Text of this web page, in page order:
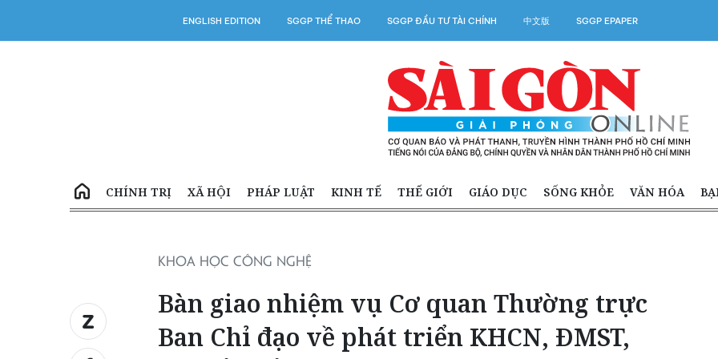
ENGLISH EDITION SGGP THỂ THAO SGGP ĐẦU TƯ TÀI CHÍNH 中文版 SGGP EPAPER
CHÍNH TRỊ XÃ HỘI PHÁP LUẬT KINH TẾ THẾ GIỚI GIÁO DỤC SỐNG KHỎE VĂN HÓA
KHOA HỌC CÔNG NGHỆ
Bàn giao nhiệm vụ Cơ quan Thường trực
Ban Chỉ đạo về phát triển KHCN, ĐMST,